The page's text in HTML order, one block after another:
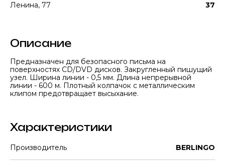
Ленина, 77 37
Описание
Предназначен для безопасного письма на
поверхностях CD/DVD дисков. Закругленный пишущий
узел. Ширина линии - 0,5 мм. Длина непрерывной
линии - 600 м. Плотный колпачок с металлическим
клипом предотвращает высыхание.
Характеристики
Производитель BERLINGO